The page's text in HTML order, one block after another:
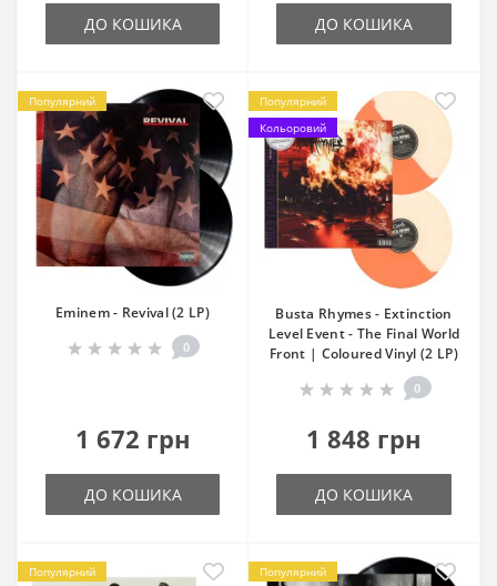
ДО КОШИКА ДО КОШИКА
Популярний
Eminem - Revival (2 LP)
0
1 672 грн
ДО КОШИКА
Популярний
Кольоровий
Busta Rhymes - Extinction
Level Event - The Final World
Front | Coloured Vinyl (2 LP)
0
1 848 грн
ДО КОШИКА
Популярний Популярний